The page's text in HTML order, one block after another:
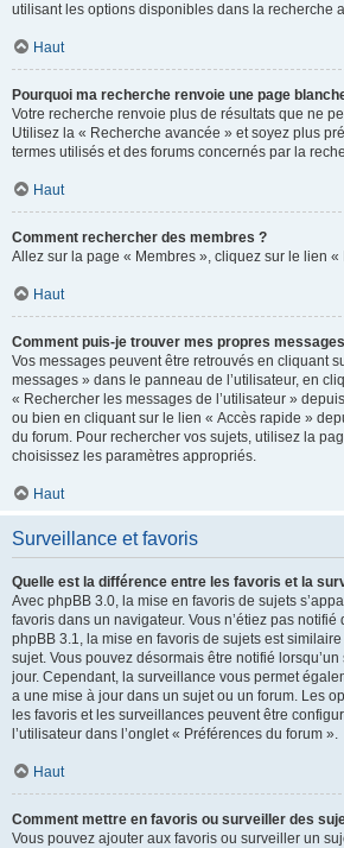
utilisant les options disponibles dans la recherche
Haut
Pourquoi ma recherche renvoie une page
Votre recherche renvoie plus de résultats que ne
Utilisez la « Recherche avancée » et soyez plus
termes utilisés et des forums concernés par la
Haut
Comment rechercher des membres ?
Allez sur la page « Membres », cliquez sur le lien
Haut
Comment puis-je trouver mes propres
Vos messages peuvent être retrouvés en cliquant
messages » dans le panneau de l’utilisateur, en
« Rechercher les messages de l’utilisateur »
ou bien en cliquant sur le lien « Accès rapide »
du forum. Pour rechercher vos sujets, utilisez la
choisissez les paramètres appropriés.
Haut
Surveillance et favoris
Quelle est la différence entre les favoris et la
Avec phpBB 3.0, la mise en favoris de sujets
favoris dans un navigateur. Vous n’étiez pas
phpBB 3.1, la mise en favoris de sujets est
sujet. Vous pouvez désormais être notifié
jour. Cependant, la surveillance vous permet
a une mise à jour dans un sujet ou un forum. Les
les favoris et les surveillances peuvent être
l’utilisateur dans l’onglet « Préférences du forum ».
Haut
Comment mettre en favoris ou surveiller des
Vous pouvez ajouter aux favoris ou surveiller un